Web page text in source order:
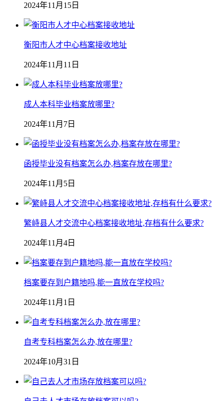
2024年11月15日
衡阳市人才中心档案接收地址
2024年11月11日
成人本科毕业档案放哪里?
2024年11月7日
函授毕业没有档案怎么办,档案存放在哪里?
2024年11月5日
繁峙县人才交流中心档案接收地址,存档有什么要求?
2024年11月4日
档案要存到户籍地吗,能一直放在学校吗?
2024年11月1日
自考专科档案怎么办,放在哪里?
2024年10月31日